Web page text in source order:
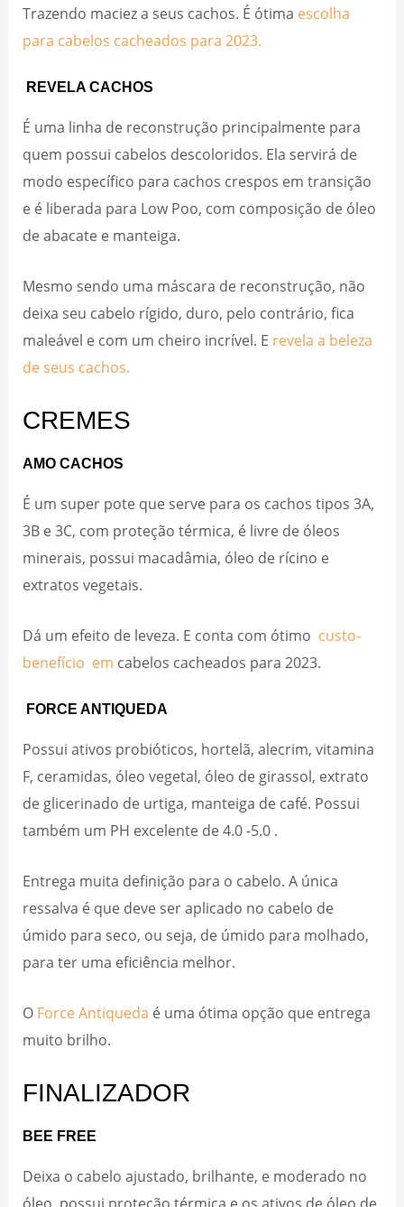
Trazendo maciez a seus cachos. É ótima escolha
para cabelos cacheados para 2023.
REVELA CACHOS
É uma linha de reconstrução principalmente para
quem possui cabelos descoloridos. Ela servirá de
modo específico para cachos crespos em transição
e é liberada para Low Poo, com composição de óleo
de abacate e manteiga.
Mesmo sendo uma máscara de reconstrução, não
deixa seu cabelo rígido, duro, pelo contrário, fica
maleável e com um cheiro incrível. E revela a beleza
de seus cachos.
CREMES
AMO CACHOS
É um super pote que serve para os cachos tipos 3A,
3B e 3C, com proteção térmica, é livre de óleos
minerais, possui macadâmia, óleo de rícino e
extratos vegetais.
Dá um efeito de leveza. E conta com ótimo custo-
benefício em cabelos cacheados para 2023.
FORCE ANTIQUEDA
Possui ativos probióticos, hortelã, alecrim, vitamina
F, ceramidas, óleo vegetal, óleo de girassol, extrato
de glicerinado de urtiga, manteiga de café. Possui
também um PH excelente de 4.0 -5.0 .
Entrega muita definição para o cabelo. A única
ressalva é que deve ser aplicado no cabelo de
úmido para seco, ou seja, de úmido para molhado,
para ter uma eficiência melhor.
O Force Antiqueda é uma ótima opção que entrega
muito brilho.
FINALIZADOR
BEE FREE
Deixa o cabelo ajustado, brilhante, e moderado no